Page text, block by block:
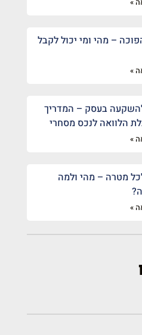
– מהי ומי יכול לקבל
»
בעסק – המדריך
הלוואה לנכס מסחרי
»
מטרה – מהי ולמה
»